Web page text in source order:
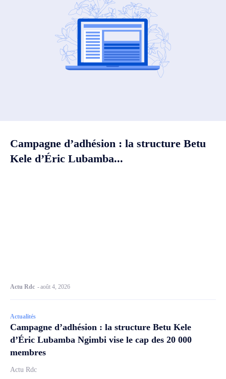
Campagne d’adhésion : la structure Betu
Kele d’Éric Lubamba...
Actu Rdc -août 4, 2026
Actualités
Campagne d’adhésion : la structure Betu Kele
d’Éric Lubamba Ngimbi vise le cap des 20 000
membres
Actu Rdc